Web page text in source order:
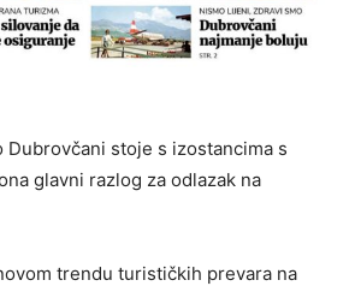
Dubrovčani stoje s izostancima s
glavni razlog za odlazak na
trendu turističkih prevara na